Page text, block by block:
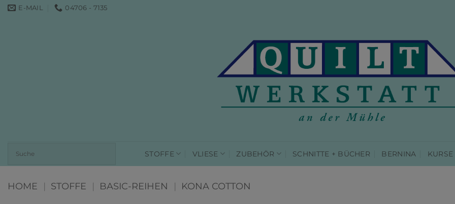
Zum E-MAIL 04706 - 7135
STOFFE VLIESE ZUBEHÖR SCHNITTE + BÜCHER BERNINA KURSE
HOME | STOFFE | BASIC-REIHEN | KONA COTTON